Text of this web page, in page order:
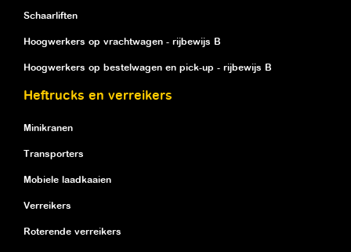
Schaarliften
Hoogwerkers op vrachtwagen - rijbewijs B
Hoogwerkers op bestelwagen en pick-up - rijbewijs B
Heftrucks en verreikers
Minikranen
Transporters
Mobiele laadkaaien
Verreikers
Roterende verreikers